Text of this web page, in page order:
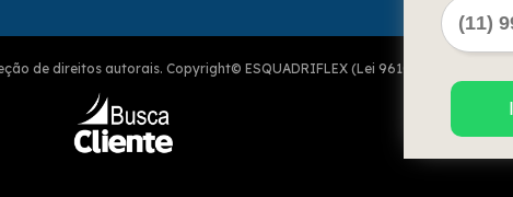
de direitos autorais. Copyright© ESQUADRIFLEX (Lei 9610 de 19/02/1998)